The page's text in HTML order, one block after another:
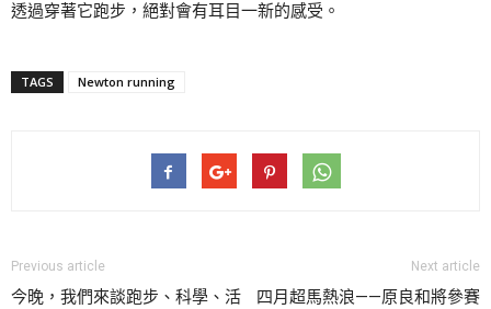
透過穿著它跑步，絕對會有耳目一新的感受。
TAGS Newton running
Previous article
今晚，我們來談跑步、科學、活
Next article
四月超馬熱浪——原良和將參賽